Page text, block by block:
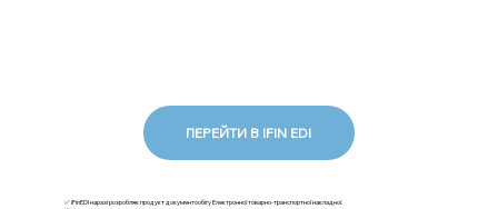
ПЕРЕЙТИ В IFIN EDI
✅ iFinEDI наразі розробляє продукт документообігу Електронної товарно-транспортної накладної.